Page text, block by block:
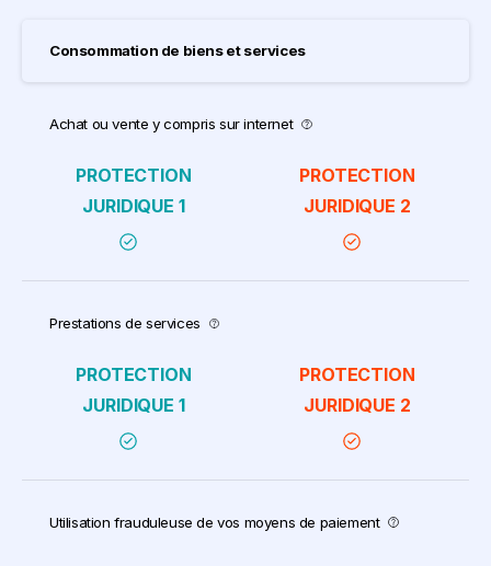
Consommation de biens et services
Achat ou vente y compris sur internet
Prestations de services
Utilisation frauduleuse de vos moyens de paiement